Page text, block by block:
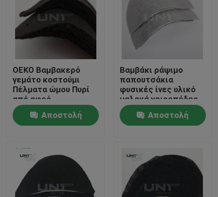
Προϊόντα
Σχετικά με εμάς
OEKO Βαμβακερό
γεμάτο κοστούμι
Πέλματα ώμου Πυρί
από αφρό
πολυεστέρα
Αποστολή
Βαμβάκι ράψιμο
παπουτσάκια
φυσικές ίνες υλικό
μαλακά χειροπέδες
για άνδρες σακάκια
κοστούμιΑποστολή